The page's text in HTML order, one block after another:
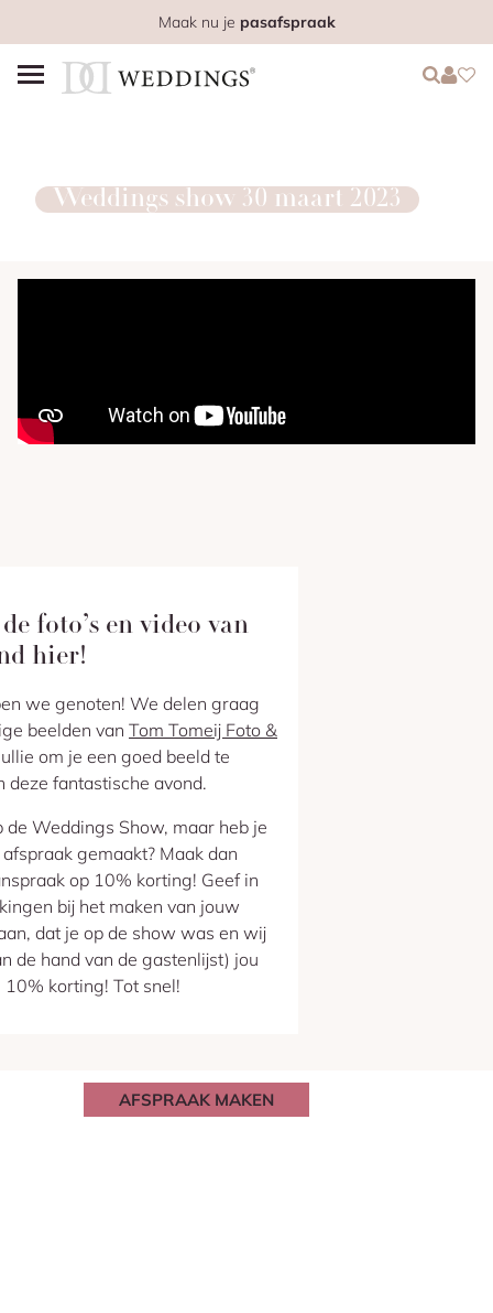
Maak nu je pasafspraak
Login
Login
Weddings show 30 maart 2023
foto’s en video van
hier!
we genoten! We delen graag
beelden van Tom Tomeij Foto &
om je een goed beeld te
deze fantastische avond.
de Weddings Show, maar heb je
gemaakt? Maak dan
op 10% korting! Geef in
bij het maken van jouw
dat je op de show was en wij
de hand van de gastenlijst) jou
10% korting! Tot snel!
AFSPRAAK MAKEN